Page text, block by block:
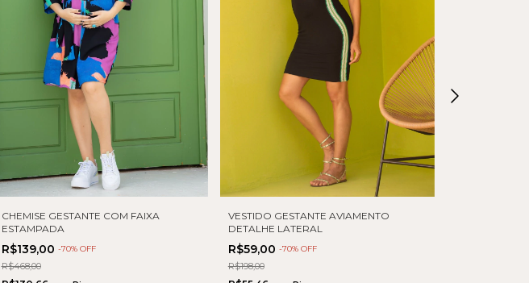
CHEMISE GESTANTE COM FAIXA
ESTAMPADA
R$139,00 -70% OFF
R$468,00
VESTIDO GESTANTE AVIAMENTO
DETALHE LATERAL
R$59,00 -70% OFF
R$198,00